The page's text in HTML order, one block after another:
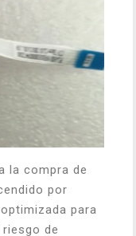
la compra de
por
para
de